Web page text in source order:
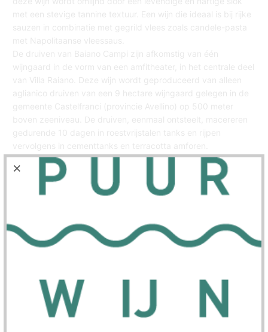
met een stevige tannine textuur. Een wijn die ideaal is bij rijke
sauzen in combinatie met gegrild vlees zoals candele-pasta
met Napolitaanse vleessaus.
De druiven van Baiano Campi zijn afkomstig van één
wijngaard in de vorm van een amfitheater, in het centrale deel
van Villa Raiano. Deze wijn wordt geproduceerd van alleen
aglianico druiven van een 9 hectare wijngaard gelegen in de
gemeente Castelfranci (provincie Avellino) op 500 meter
boven zeeniveau.
De druiven, eenmaal ontsteelt, macereren
gedurende 10 dagen in roestvrijstalen tanks en rijpen
vervolgens in cementtanks en terracotta amforen.
Aantal
In winkelwagen